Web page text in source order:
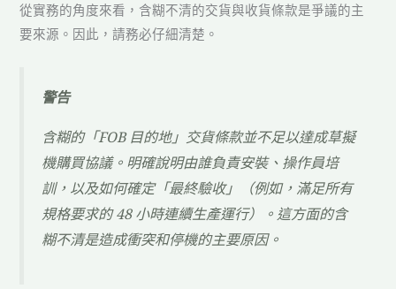
從實務的角度來看，含糊不清的交貨與收貨條款是爭議的主
要來源。因此，請務必仔細清楚。
警告
含糊的「FOB 目的地」交貨條款並不足以達成草擬
機購買協議。明確說明由誰負責安裝、操作員培
訓，以及如何確定「最終驗收」（例如，滿足所有
規格要求的 48 小時連續生產運行）。這方面的含
糊不清是造成衝突和停機的主要原因。